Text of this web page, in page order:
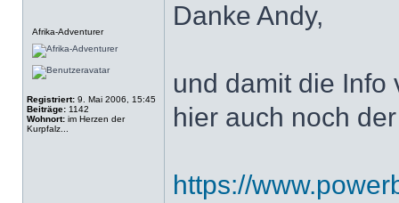
Afrika-Adventurer
Registriert: 9. Mai 2006, 15:45
Beiträge: 1142
Wohnort: im Herzen der
Kurpfalz...
Danke Andy,
und damit die Info
hier auch noch
https://